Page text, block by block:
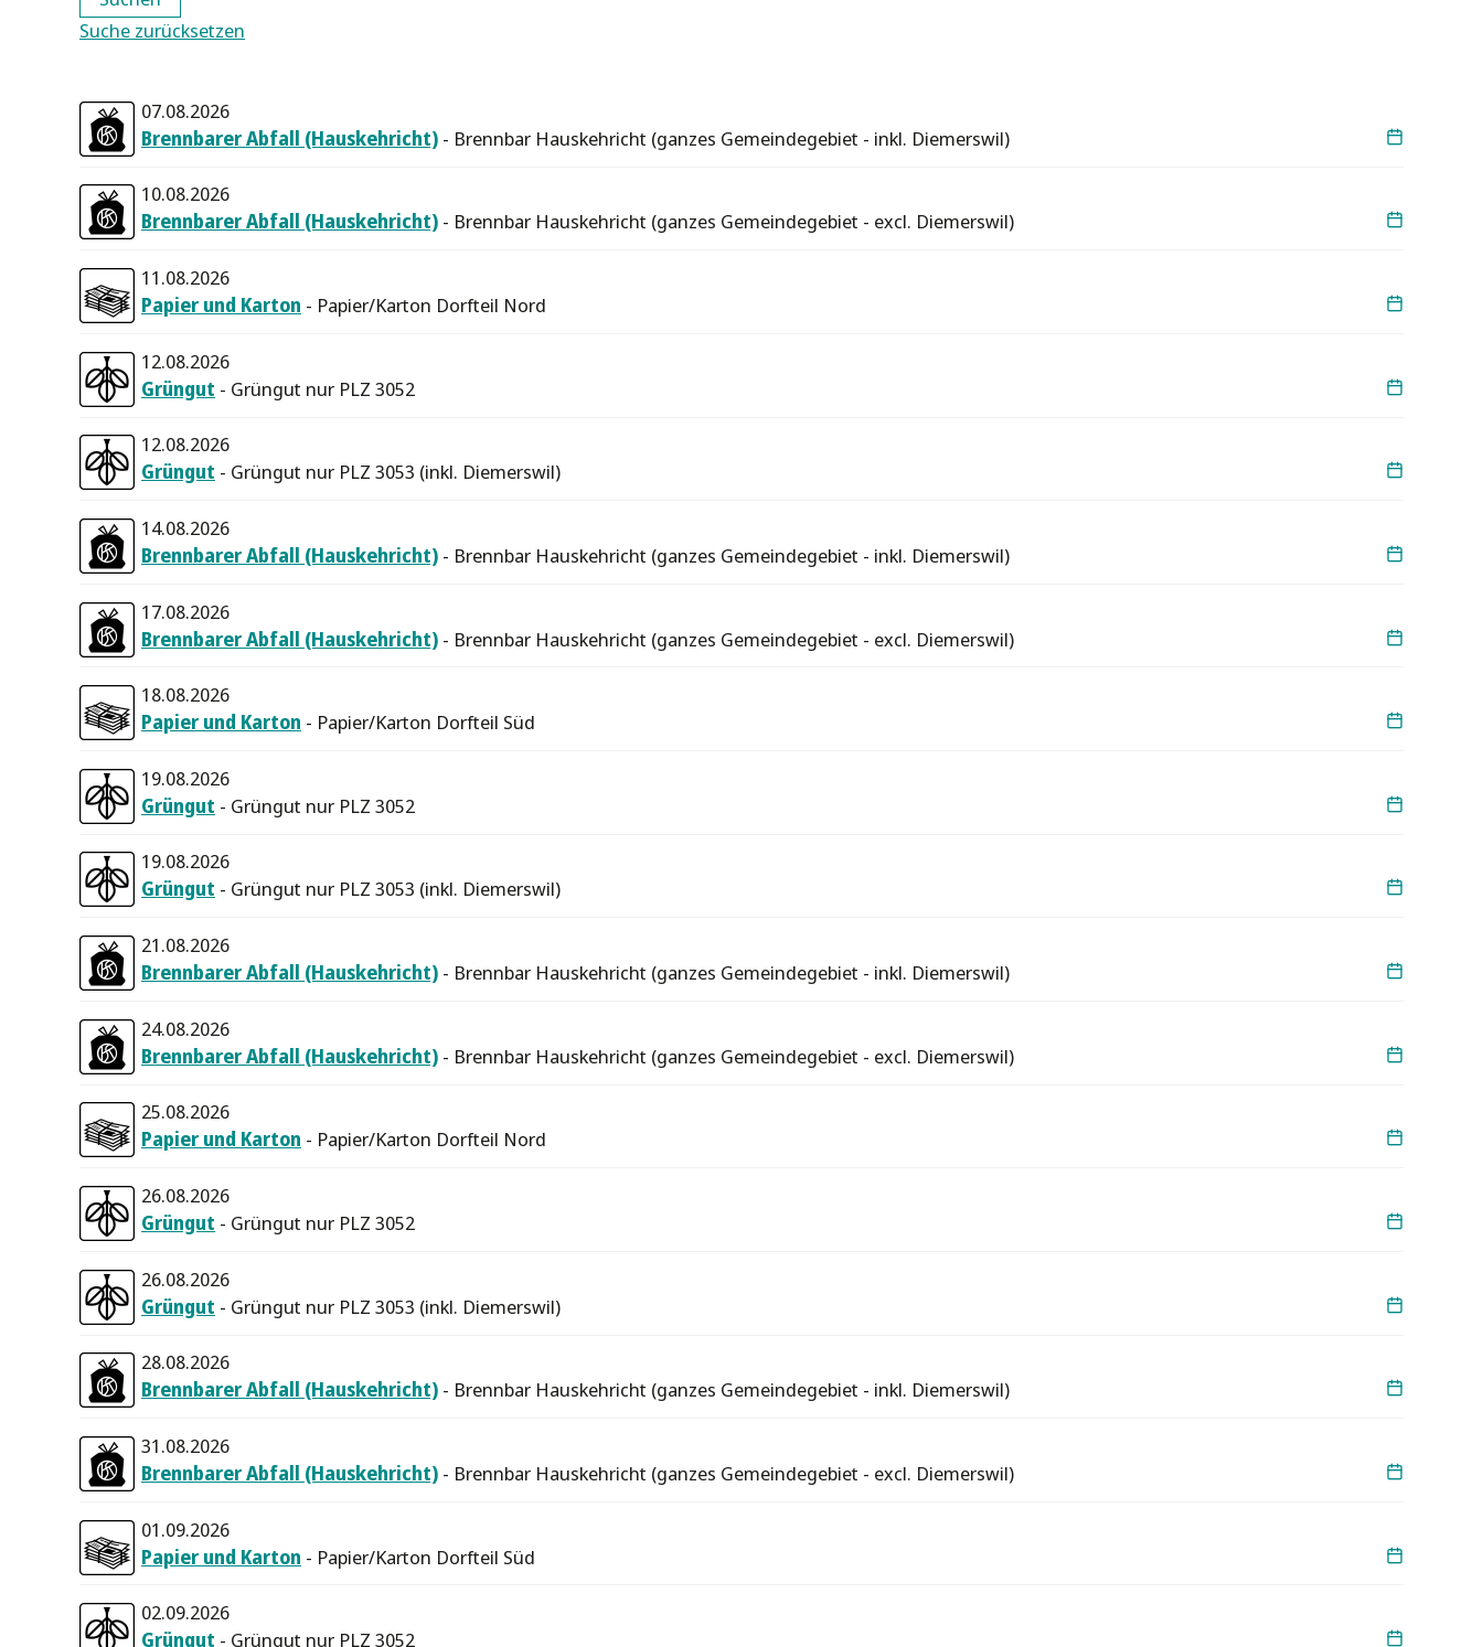
Suche zurücksetzen
07.08.2026
Brennbarer Abfall (Hauskehricht)- Brennbar Hauskehricht (ganzes Gemeindegebiet - inkl. Diemerswil)
10.08.2026
Brennbarer Abfall (Hauskehricht)- Brennbar Hauskehricht (ganzes Gemeindegebiet - excl. Diemerswil)
11.08.2026
Papier und Karton - Papier/Karton Dorfteil Nord
12.08.2026
Grüngut - Grüngut nur PLZ 3052
12.08.2026
Grüngut- Grüngut nur PLZ 3053 (inkl. Diemerswil)
14.08.2026
Brennbarer Abfall (Hauskehricht)- Brennbar Hauskehricht (ganzes Gemeindegebiet - inkl. Diemerswil)
17.08.2026
Brennbarer Abfall (Hauskehricht)- Brennbar Hauskehricht (ganzes Gemeindegebiet - excl. Diemerswil)
18.08.2026
Papier und Karton - Papier/Karton Dorfteil Süd
19.08.2026
Grüngut - Grüngut nur PLZ 3052
19.08.2026
Grüngut- Grüngut nur PLZ 3053 (inkl. Diemerswil)
21.08.2026
Brennbarer Abfall (Hauskehricht)- Brennbar Hauskehricht (ganzes Gemeindegebiet - inkl. Diemerswil)
24.08.2026
Brennbarer Abfall (Hauskehricht)- Brennbar Hauskehricht (ganzes Gemeindegebiet - excl. Diemerswil)
25.08.2026
Papier und Karton- Papier/Karton Dorfteil Nord
26.08.2026
Grüngut - Grüngut nur PLZ 3052
26.08.2026
Grüngut - Grüngut nur PLZ 3053 (inkl. Diemerswil)
28.08.2026
Brennbarer Abfall (Hauskehricht)- Brennbar Hauskehricht (ganzes Gemeindegebiet - inkl. Diemerswil)
31.08.2026
Brennbarer Abfall (Hauskehricht)- Brennbar Hauskehricht (ganzes Gemeindegebiet - excl. Diemerswil)
01.09.2026
Papier und Karton - Papier/Karton Dorfteil Süd
02.09.2026
Grüngut- Grüngut nur PLZ 3052